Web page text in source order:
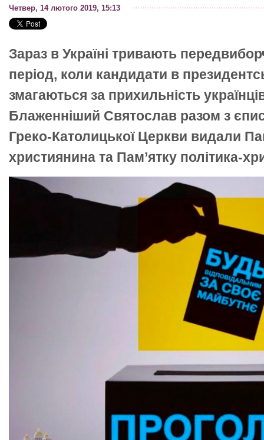
Четвер, 14 лютого 2019, 15:13
Зараз в Україні тривають
період, коли кандидати в
змагаються за прихильність
Блаженніший Святослав разом з
Греко-Католицької Церкви видали
християнина та Пам’ятку політика-